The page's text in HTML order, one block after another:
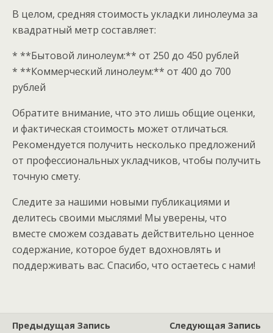
В целом, средняя стоимость укладки линолеума за
квадратный метр составляет:
* **Бытовой линолеум:** от 250 до 450 рублей
* **Коммерческий линолеум:** от 400 до 700
рублей
Обратите внимание, что это лишь общие оценки,
и фактическая стоимость может отличаться.
Рекомендуется получить несколько предложений
от профессиональных укладчиков, чтобы получить
точную смету.
Следите за нашими новыми публикациями и
делитесь своими мыслями! Мы уверены, что
вместе сможем создавать действительно ценное
содержание, которое будет вдохновлять и
поддерживать вас. Спасибо, что остаетесь с нами!
Предыдущая Запись Следующая Запись